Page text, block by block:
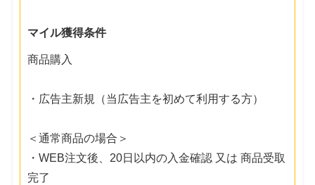
マイル獲得条件
商品購入
・広告主新規（当広告主を初めて利用する方）
＜通常商品の場合＞
・WEB注文後、20日以内の入金確認 又は 商品受取
完了